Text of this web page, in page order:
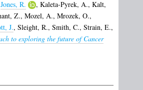
Jones, R. , Kaleta-Pyrek, A., Kalt,
Z., Mozel, A., Mrozek, O.,
J., Sleight, R., Smith, C., Strain, E.,
to exploring the future of Cancer